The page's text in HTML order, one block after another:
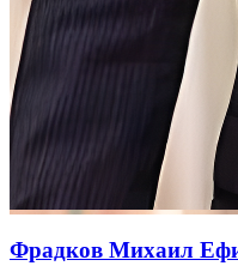
Фрадков Михаил